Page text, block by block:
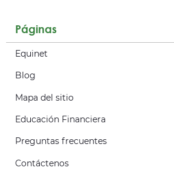
Páginas
Equinet
Blog
Mapa del sitio
Educación Financiera
Preguntas frecuentes
Contáctenos